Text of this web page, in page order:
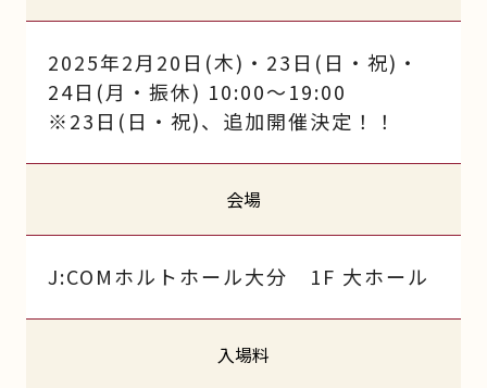
2025年2月20日(木)・23日(日・祝)・
24日(月・振休) 10:00～19:00
※23日(日・祝)、追加開催決定！！
会場
J:COMホルトホール大分 1F 大ホール
入場料